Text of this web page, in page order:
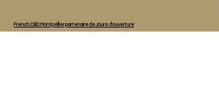
French CBD Montpellier partenaire de Jours d'ouverture